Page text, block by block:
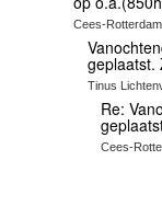
Cees-
geplaatst.
Tinus
Re:
Cees-